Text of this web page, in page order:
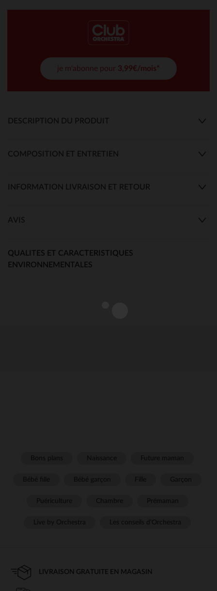
je m'abonne pour 3,99€/mois*
DESCRIPTION DU PRODUIT
COMPOSITION ET ENTRETIEN
INFORMATION LIVRAISON ET RETOUR
AVIS
QUALITES ET CARACTERISTIQUES
ENVIRONNEMENTALES
LIVRAISON GRATUITE EN MAGASIN